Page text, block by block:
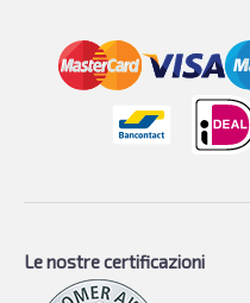
Le nostre certificazioni